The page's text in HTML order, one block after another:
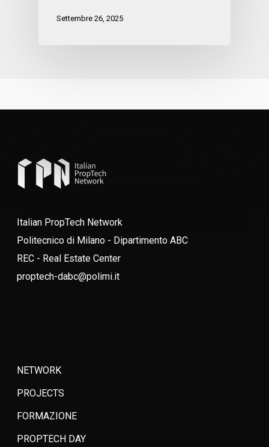
Settembre 26, 2025
Italian PropTech Network
Politecnico di Milano - Dipartimento ABC
REC - Real Estate Center
proptech-dabc@polimi.it
NETWORK
PROJECTS
FORMAZIONE
PROPTECH DAY